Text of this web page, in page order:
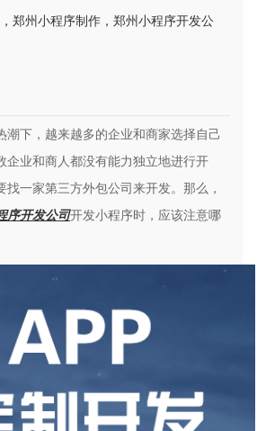
郑州小程序制作，郑州小程序开发公
潮下，越来越多的企业和商家选择自己
企业和商人都没有能力独立地进行开
找一家第三方外包公司来开发。那么，
序开发公司开发小程序时，应该注意哪